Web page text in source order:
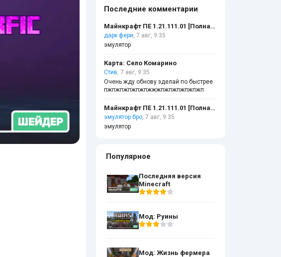
Последние комментарии
Майнкрафт ПЕ 1.21.111.01 [Полная версия]
дарк фери, 7 авг, 9:35
эмулятор
Карта: Село Комарино
Стив, 7 авг, 9:35
Очень жду обнову зделай по быстрее
пжпжпжпжпжпжжжпжпжпжпжпжп
Майнкрафт ПЕ 1.21.111.01 [Полная версия]
эмулятор бро, 7 авг, 9:35
эмулятор
Популярное
Последняя версия
Minecraft
Мод: Руины
Мод: Жизнь фермера